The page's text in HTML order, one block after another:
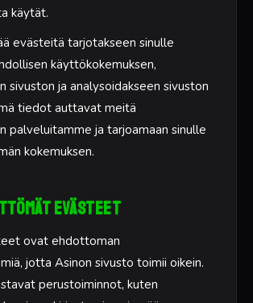
käytät.
evästeitä tarjotakseen sinulle
käyttökokemuksen,
sivuston ja analysoidakseen sivuston
tiedot auttavat meitä
palveluitamme ja tarjoamaan sinulle
kokemuksen.
evästeet
ovat ehdottoman
jotta Asinon sivusto toimii oikein.
perustoiminnot, kuten